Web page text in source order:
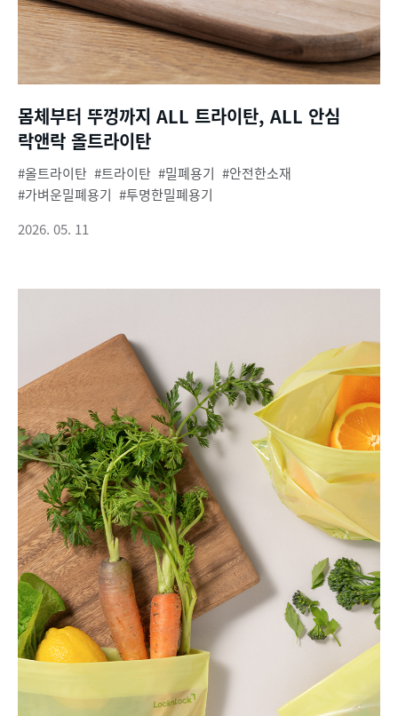
몸체부터 뚜껑까지 ALL 트라이탄, ALL 안심
락앤락 올트라이탄
올트라이탄 트라이탄 밀폐용기
안전한소재
가벼운밀폐용기
투명한밀폐용기
2026. 05. 11